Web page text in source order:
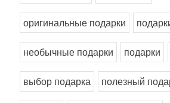
оригинальные подарки
необычные подарки подарки
выбор подарка полезный